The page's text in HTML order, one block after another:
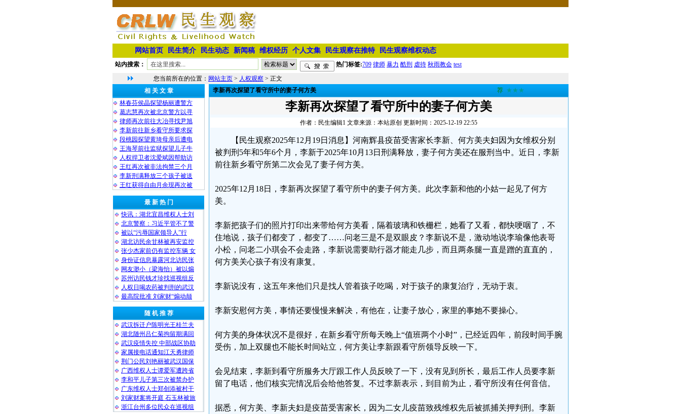
网站首页 民生简介 民生动态 新闻稿 维权经历 个人文集 民生观察在推特 民生观察维权动态
站内搜索： 热门标签:709 律师 暴力 酷刑 虐待 秋雨教会 test
您当前所在的位置： 网站主页 > 人权观察 > 正文
相 关 文 章
林春芬侯晶探望杨丽遭警方
葛志慧再次被北京警方以寻
律师再次前往大冶寻找尹旭
李新前往新乡看守所要求探
段桃园探望黄琦母亲后遭电
王海琴前往监狱探望儿子牛
人权捍卫者沈爱斌因帮助访
王红再次被非法拘禁三个月
李新刑满释放三个孩子被送
王红获得自由月余现再次被
最 新 热 门
快讯：湖北宜昌维权人士刘
北京警察：习近平管不了警
被以“污辱国家领导人”行
湖北访民余甘林被再安监控
张少杰家前仍有监控车辆 女
身份证信息暴露河北访民张
网友渺小（梁海怡）被以煽
苏州访民钱才珍找巡视组反
人权日喝农药被判刑的武汉
最高院批准 刘家财“煽动颠
随 机 推 荐
武汉拆迁户陈明光王桂兰夫
湖北随州吕仁菊拘留期满回
武汉疫情失控 中部战区协助
家属接电话通知江天勇律师
荆门公民刘艳丽被武汉国保
广西维权人士谭爱军遭跨省
李和平儿子第三次被禁办护
广东维权人士郑创添被村干
刘家财案将开庭 石玉林被旅
浙江台州多位民众在巡视组
李新再次探望了看守所中的妻子何方美 荐 ★★★
李新再次探望了看守所中的妻子何方美
作者：民生编辑1 文章来源：本站原创 更新时间：2025-12-19 22:55
【民生观察2025年12月19日消息】河南辉县疫苗受害家长李新、何方美夫妇因为女维权分别
被判刑5年和5年6个月，李新于2025年10月13日刑满释放，妻子何方美还在服刑当中。近日，李新
前往新乡看守所第二次会见了妻子何方美。
2025年12月18日，李新再次探望了看守所中的妻子何方美。此次李新和他的小姑一起见了何方
美。
李新把孩子们的照片打印出来带给何方美看，隔着玻璃和铁栅栏，她看了又看，都快哽咽了，不
住地说，孩子们都变了，都变了……问老三是不是双眼皮？李新说不是，激动地说李瑜像他表哥
小松，问老二小琪会不会走路，李新说需要助行器才能走几步，而且两条腿一直是蹭的直直的，
何方美关心孩子有没有康复。
李新说没有，这五年来他们只是找人管着孩子吃喝，对于孩子的康复治疗，无动于衷。
李新安慰何方美，事情还要慢慢来解决，有他在，让妻子放心，家里的事她不要操心。
何方美的身体状况不是很好，在新乡看守所每天晚上“值班两个小时”，已经近四年，前段时间手腕
受伤，加上双腿也不能长时间站立，何方美让李新跟看守所领导反映一下。
会见结束，李新到看守所服务大厅跟工作人员反映了一下，没有见到所长，最后工作人员要李新
留了电话，他们核实完情况后会给他答复。不过李新表示，到目前为止，看守所没有任何音信。
据悉，何方美、李新夫妇是疫苗受害家长，因为二女儿疫苗致残维权先后被抓捕关押判刑。李新